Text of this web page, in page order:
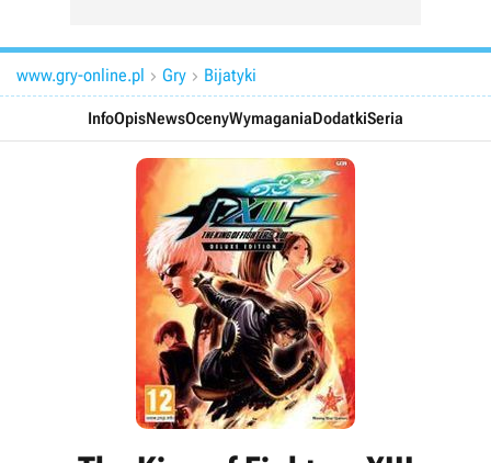
www.gry-online.pl  Gry  Bijatyki
InfoOpisNewsOcenyWymaganiaDodatkiSeria